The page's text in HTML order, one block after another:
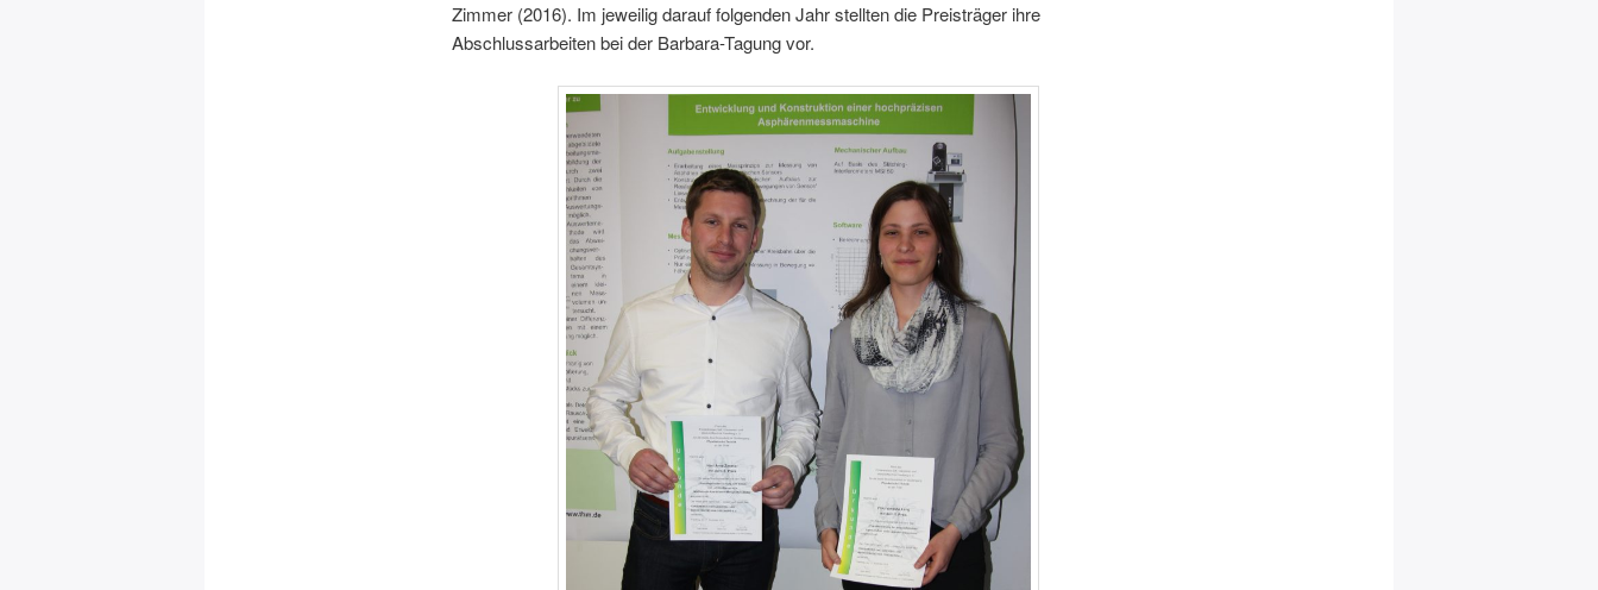
Zimmer (2016). Im jeweilig darauf folgenden Jahr stellten die Preisträger ihre
Abschlussarbeiten bei der Barbara-Tagung vor.